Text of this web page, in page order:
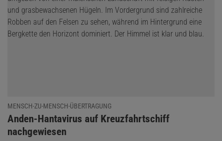
MENSCH-ZU-MENSCH-ÜBERTRAGUNG
:
Anden-Hantavirus auf Kreuzfahrtschiff
nachgewiesen